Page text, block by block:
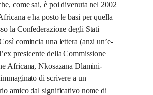
come sai, è poi divenuta nel 2002
e ha posto le basi per quella
la Confederazione degli Stati
comincia una lettera (anzi un’e-
presidente della Commissione
Africana, Nkosazana Dlamini-
di scrivere a un
amico dal significativo nome di